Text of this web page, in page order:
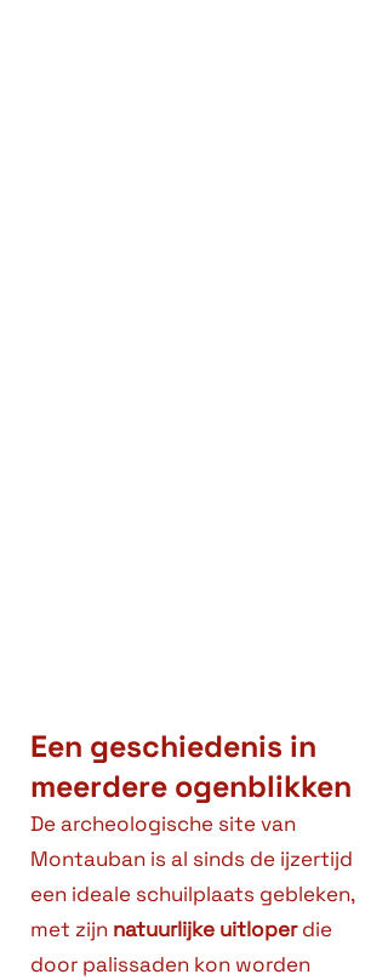
Een geschiedenis in
meerdere ogenblikken
De archeologische site van
Montauban is al sinds de ijzertijd
een ideale schuilplaats gebleken,
met zijn natuurlijke uitloperdie
door palissaden kon worden